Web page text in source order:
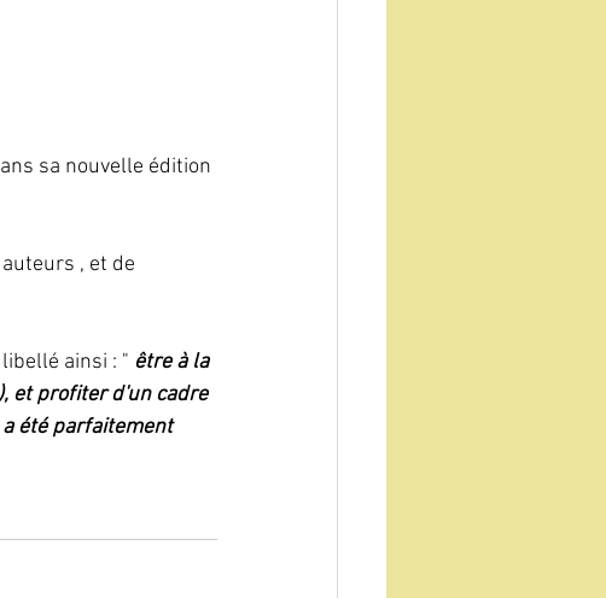
sa nouvelle édition
, et de
ainsi : " être à la
et profiter d'un cadre
a été parfaitement